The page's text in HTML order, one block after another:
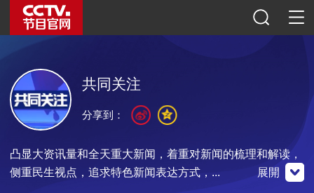
共同关注
凸显大资讯量和全天重大新闻，着重对新闻的梳理和解读，
侧重民生视点，追求特色新闻表达方式，...
展開
分享到：